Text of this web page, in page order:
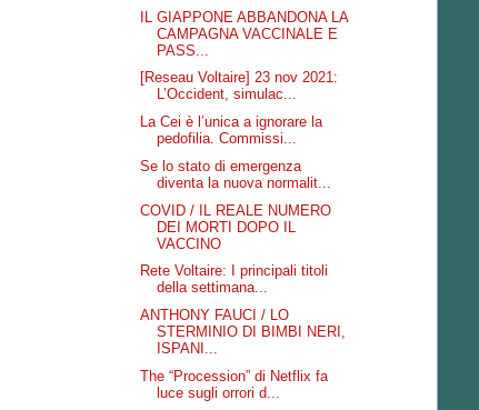
IL GIAPPONE ABBANDONA LA
CAMPAGNA VACCINALE E
PASS...
[Reseau Voltaire] 23 nov 2021:
L’Occident, simulac...
La Cei è l’unica a ignorare la
pedofilia. Commissi...
Se lo stato di emergenza
diventa la nuova normalit...
COVID / IL REALE NUMERO
DEI MORTI DOPO IL
VACCINO
Rete Voltaire: I principali titoli
della settimana...
ANTHONY FAUCI / LO
STERMINIO DI BIMBI NERI,
ISPANI...
The “Procession” di Netflix fa
luce sugli orrori d...